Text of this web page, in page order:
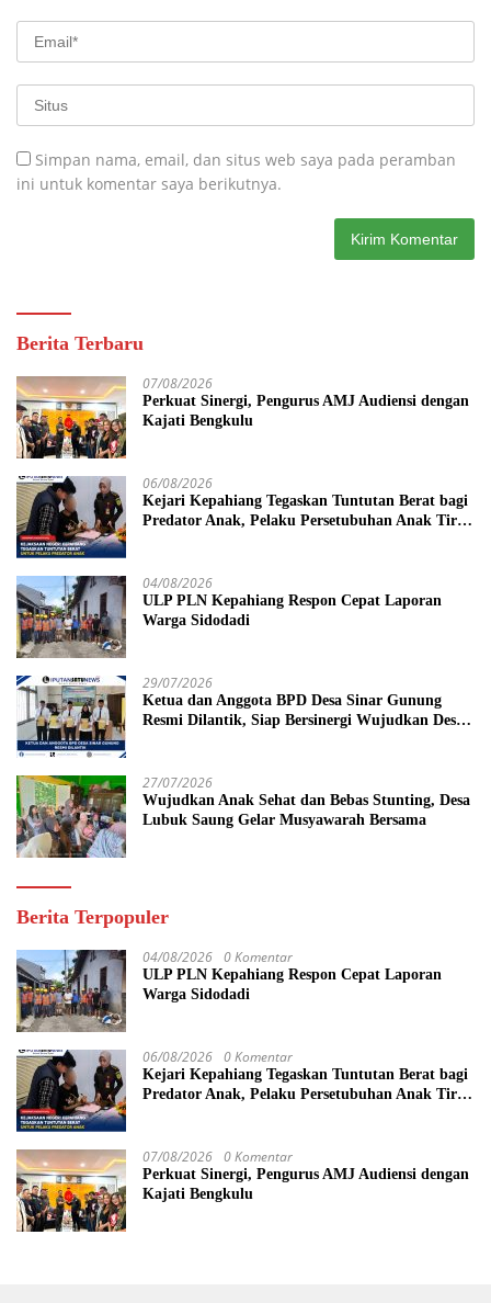
Simpan nama, email, dan situs web saya pada peramban
ini untuk komentar saya berikutnya.
Berita Terbaru
07/08/2026
Perkuat Sinergi, Pengurus AMJ Audiensi dengan
Kajati Bengkulu
06/08/2026
Kejari Kepahiang Tegaskan Tuntutan Berat bagi
Predator Anak, Pelaku Persetubuhan Anak Tiri
04/08/2026
ULP PLN Kepahiang Respon Cepat Laporan
Warga Sidodadi
29/07/2026
Ketua dan Anggota BPD Desa Sinar Gunung
Resmi Dilantik, Siap Bersinergi Wujudkan Desa
27/07/2026
Wujudkan Anak Sehat dan Bebas Stunting, Desa
Lubuk Saung Gelar Musyawarah Bersama
Berita Terpopuler
04/08/2026 0 Komentar
ULP PLN Kepahiang Respon Cepat Laporan
Warga Sidodadi
06/08/2026 0 Komentar
Kejari Kepahiang Tegaskan Tuntutan Berat bagi
Predator Anak, Pelaku Persetubuhan Anak Tiri
07/08/2026 0 Komentar
Perkuat Sinergi, Pengurus AMJ Audiensi dengan
Kajati Bengkulu